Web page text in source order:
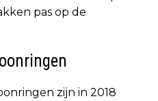
pas op de
zijn in 2018